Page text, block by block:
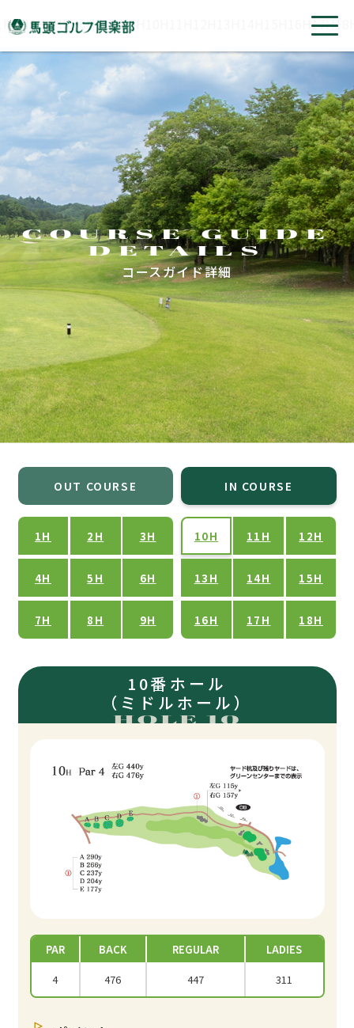
2H 3H4H5H 6H7H8H9H 17H
COURSE GUIDE
DETAILS
コースガイド詳細
OUT COURSE IN COURSE
1H 2H 3H
4H 5H 6H
7H 8H 9H
10H 11H 12H
13H 14H 15H
16H 17H 18H
10番ホール
（ミドルホール）
HOLE 10
PAR BACK REGULAR
LADIES
4
476 447 311